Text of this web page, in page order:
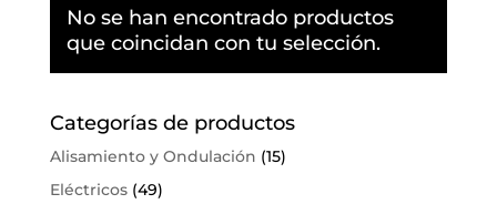
No se han encontrado productos
que coincidan con tu selección.
Categorías de productos
Alisamiento y Ondulación (15)
Eléctricos (49)